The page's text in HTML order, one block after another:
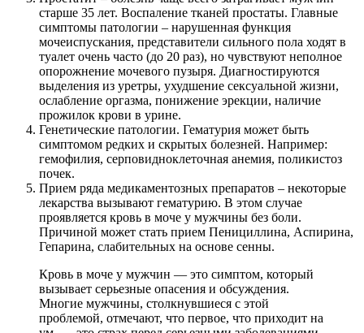
старше 35 лет. Воспаление тканей простаты. Главные
симптомы патологии – нарушенная функция
мочеиспускания, представители сильного пола ходят в
туалет очень часто (до 20 раз), но чувствуют неполное
опорожнение мочевого пузыря. Диагностируются
выделения из уретры, ухудшение сексуальной жизни,
ослабление оргазма, понижение эрекции, наличие
прожилок крови в урине.
Генетические патологии. Гематурия может быть
симптомом редких и скрытых болезней. Например:
гемофилия, серповидноклеточная анемия, поликистоз
почек.
Прием ряда медикаментозных препаратов – некоторые
лекарства вызывают гематурию. В этом случае
проявляется кровь в моче у мужчины без боли.
Причиной может стать прием Пенициллина, Аспирина,
Гепарина, слабительных на основе сенны.
Кровь в моче у мужчин — это симптом, который
вызывает серьезные опасения и обсуждения.
Многие мужчины, столкнувшиеся с этой
проблемой, отмечают, что первое, что приходит на